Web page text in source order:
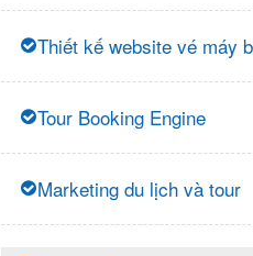
Thiết kế website vé máy
Tour Booking Engine
Marketing du lịch và tour